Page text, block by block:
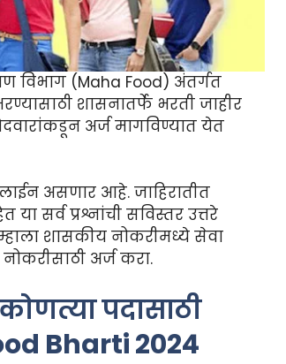
विभाग (Maha Food) अंतर्गत
शासनातर्फे भरती जाहीर
अर्ज मागविण्यात येत
असणार आहे. जाहिरातीत
या सर्व प्रश्नांची सविस्तर उत्तरे
शासकीय नोकरीमध्ये सेवा
अर्ज करा.
पदासाठी
Bharti 2024